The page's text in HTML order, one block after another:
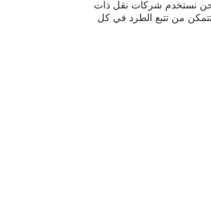
شحنها في أسرع وقت ممكننحن نستخدم شركات نقل ذات
من تتبع الطرد في كل